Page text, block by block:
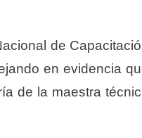
de
en evidencia
de la maestra